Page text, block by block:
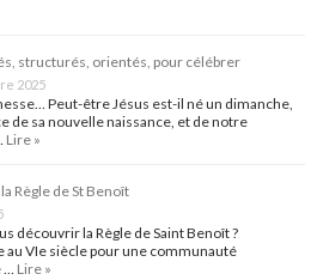
structurés, orientés, pour célébrer
2025
Peut-être Jésus est-il né un dimanche,
de sa nouvelle naissance, et de notre
Lire »
Règle de St Benoît
découvrir la Règle de Saint Benoît ?
au VIe siècle pour une communauté
… Lire »